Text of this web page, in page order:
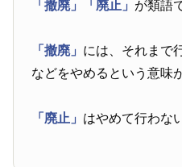
「撤廃」 「廃止」 が類語
「撤廃」 には、それまで
などをやめるという意味
「廃止」 はやめて行わな